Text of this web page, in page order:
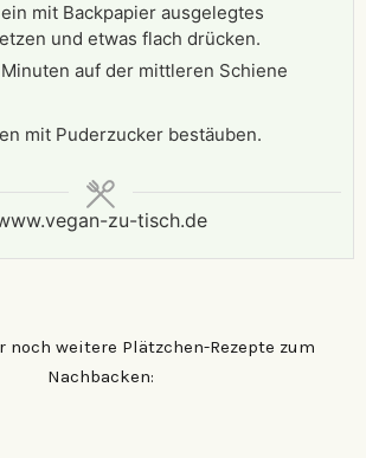
mit Backpapier ausgelegtes
und etwas flach drücken.
auf der mittleren Schiene
mit Puderzucker bestäuben.
www.vegan-zu-tisch.de
weitere Plätzchen-Rezepte zum
Nachbacken: